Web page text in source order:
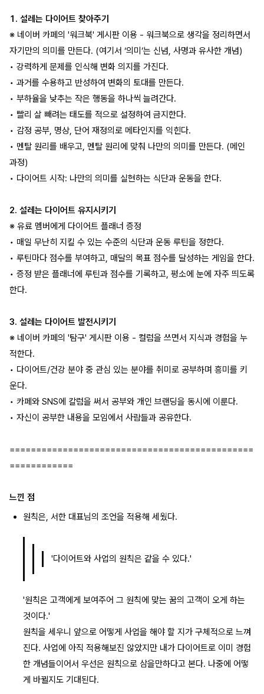
1. 설레는 다이어트 찾아주기
※ 네이버 카페의 '워크북' 게시판 이용 - 워크북으로 생각을 정리하면서
자기만의 의미를 만든다. (여기서 ‘의미’는 신념, 사명과 유사한 개념)
• 강력하게 문제를 인식해 변화 의지를 가진다.
• 과거를 수용하고 반성하여 변화의 토대를 만든다.
• 부하율을 낮추는 작은 행동을 하나씩 늘려간다.
• 빨리 살 빼려는 태도를 적으로 설정하여 금지한다.
• 감정 공부, 명상, 단어 재정의로 메타인지를 익힌다.
• 멘탈 원리를 배우고, 멘탈 원리에 맞춰 나만의 의미를 만든다. (메인
과정)
• 다이어트 시작: 나만의 의미를 실현하는 식단과 운동을 한다.
2. 설레는 다이어트 유지시키기
※ 유료 멤버에게 다이어트 플래너 증정
• 매일 무난히 지킬 수 있는 수준의 식단과 운동 루틴을 정한다.
• 루틴마다 점수를 부여하고, 매달의 목표 점수를 달성하는 게임을 한다.
• 증정 받은 플래너에 루틴과 점수를 기록하고, 평소에 눈에 자주 띄도록
한다.
3. 설레는 다이어트 발전시키기
※ 네이버 카페의 '탐구' 게시판 이용 - 컬럼을 쓰면서 지식과 경험을 누
적한다.
• 다이어트/건강 분야 중 관심 있는 분야를 취미로 공부하며 흥미를 키
운다.
• 카페와 SNS에 칼럼을 써서 공부와 개인 브랜딩을 동시에 이룬다.
• 자신이 공부한 내용을 모임에서 사람들과 공유한다.
==============================================
============
느낀 점
원칙은, 서한 대표님의 조언을 적용해 세웠다.
'다이어트와 사업의 원칙은 같을 수 있다.'
'원칙은 고객에게 보여주어 그 원칙에 맞는 꿈의 고객이 오게 하는
것이다.'
원칙을 세우니 앞으로 어떻게 사업을 해야 할 지가 구체적으로 느껴
진다. 사업에 아직 적용해보진 않았지만 내가 다이어트로 이미 경험
한 개념들이어서 우선은 원칙으로 삼을만하다고 본다. 나중에 어떻
게 바뀔지도 기대된다.